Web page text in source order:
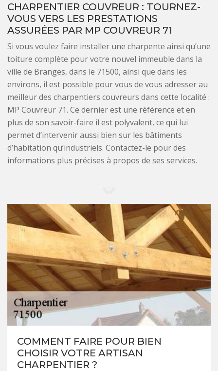
CHARPENTIER COUVREUR : TOURNEZ-
VOUS VERS LES PRESTATIONS
ASSURÉES PAR MP COUVREUR 71
Si vous voulez faire installer une charpente ainsi qu’une
toiture complète pour votre nouvel immeuble dans la
ville de Branges, dans le 71500, ainsi que dans les
environs, il est possible pour vous de vous adresser au
meilleur des charpentiers couvreurs dans cette localité :
MP Couvreur 71. Ce dernier est une référence et en
plus de son savoir-faire il est polyvalent, ce qui lui
permet d’intervenir aussi bien sur les bâtiments
d’habitation qu’industriels. Contactez-le pour des
informations plus précises à propos de ses services.
COMMENT FAIRE POUR BIEN
CHOISIR VOTRE ARTISAN
CHARPENTIER ?